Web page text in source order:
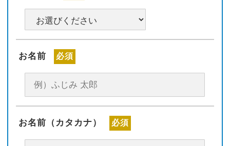
お名前 必須
お名前（カタカナ） 必須